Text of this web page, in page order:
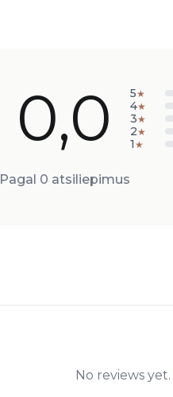
0,0
Pagal 0 atsiliepimus
5★
4★
3★
2★
1 ★
No reviews